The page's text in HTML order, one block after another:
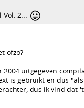
Vol. 2... 😛
ofzo?
2004 uitgegeven
is gebruikt en dus
dus ik vind dat